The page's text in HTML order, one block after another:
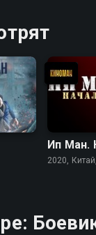
Ип Ман.
2020,